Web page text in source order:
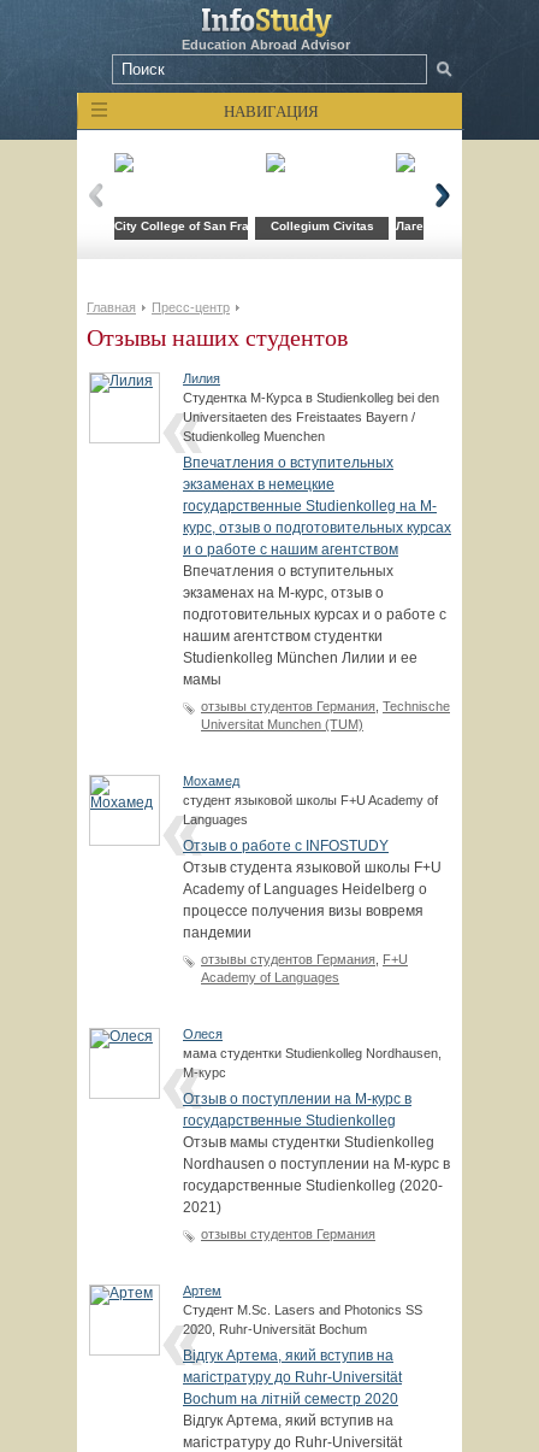
Education Abroad Advisor
НАВИГАЦИЯ
City College of San FranciscoCollegium Civitas Лагерь компьютерных
Главная Пресс-центр
Отзывы наших студентов
Лилия
Студентка М-Курса в Studienkolleg bei den
Universitaeten des Freistaates Bayern /
Studienkolleg Muenchen
Впечатления о вступительных
экзаменах в немецкие
государственные Studienkolleg на М-
курс, отзыв о подготовительных курсах
и о работе с нашим агентством
Впечатления о вступительных
экзаменах на М-курс, отзыв о
подготовительных курсах и о работе с
нашим агентством студентки
Studienkolleg München Лилии и ее
мамы
отзывы студентов Германия Technische
Universitat Munchen (TUM)
Мохамед
студент языковой школы F+U Academy of
Languages
Отзыв о работе с INFOSTUDY
Отзыв студента языковой школы F+U
Academy of Languages Heidelberg о
процессе получения визы вовремя
пандемии
отзывы студентов Германия F+U
Academy of Languages
Олеся
мама студентки Studienkolleg Nordhausen,
М-курс
Отзыв о поступлении на М-курс в
государственные Studienkolleg
Отзыв мамы студентки Studienkolleg
Nordhausen о поступлении на М-курс в
государственные Studienkolleg (2020-
2021)
отзывы студентов Германия
Артем
Студент M.Sc. Lasers and Photonics SS
2020, Ruhr-Universität Bochum
Відгук Артема, який вступив на
магістратуру до Ruhr-Universität
Bochum на літній семестр 2020
Відгук Артема, який вступив на
магістратуру до Ruhr-Universität